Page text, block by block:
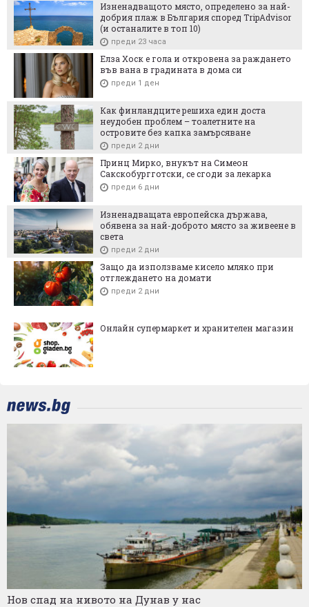
Изненадващото място, определено за най-
добрия плаж в България според TripAdvisor
(и останалите в топ 10)
преди 23 часа
Елза Хоск е гола и откровена за раждането
във вана в градината в дома си
преди 1 ден
Как финландците решиха един доста
неудобен проблем – тоалетните на
островите без капка замърсяване
преди 2 дни
Принц Мирко, внукът на Симеон
Сакскобургготски, се сгоди за лекарка
преди 6 дни
Изненадващата европейска държава,
обявена за най-доброто място за живеене в
света
преди 2 дни
Защо да използваме кисело мляко при
отглеждането на домати
преди 2 дни
Онлайн супермаркет и хранителен магазин
Нов спад на нивото на Дунав у нас